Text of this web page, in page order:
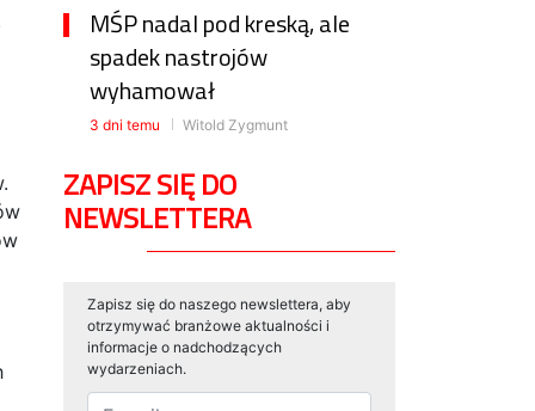
MŚP nadal pod kreską, ale
spadek nastrojów
wyhamował
3 dni temu Witold Zygmunt
ZAPISZ SIĘ DO
NEWSLETTERA
Zapisz się do naszego newslettera, aby
otrzymywać branżowe aktualności i
informacje o nadchodzących
wydarzeniach.